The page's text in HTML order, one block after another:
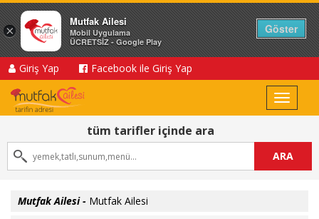
Giriş Yap Facebook ile Giriş Yap
Toggle
tüm tarifler içinde ara
ARA
Mutfak Ailesi - Mutfak Ailesi
×
Mutfak Ailesi
Mobil Uygulama
ÜCRETSİZ - Google Play
Göster